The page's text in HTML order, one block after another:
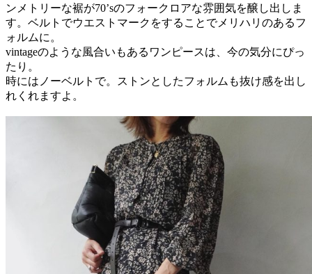
ンメトリーな裾が70’sのフォークロアな雰囲気を醸し出しま
す。ベルトでウエストマークをすることでメリハリのあるフ
ォルムに。
vintageのような風合いもあるワンピースは、今の気分にぴっ
たり。
時にはノーベルトで。ストンとしたフォルムも抜け感を出し
れくれますよ。